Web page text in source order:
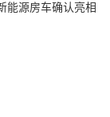
能源房车确认亮相